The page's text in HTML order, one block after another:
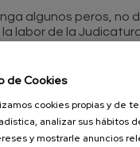
algunos peros, no
labor de la
bancarias
con los
tienen el carácter
de Cookies
cookies propias y de
analizar sus hábitos
y mostrarle anuncios